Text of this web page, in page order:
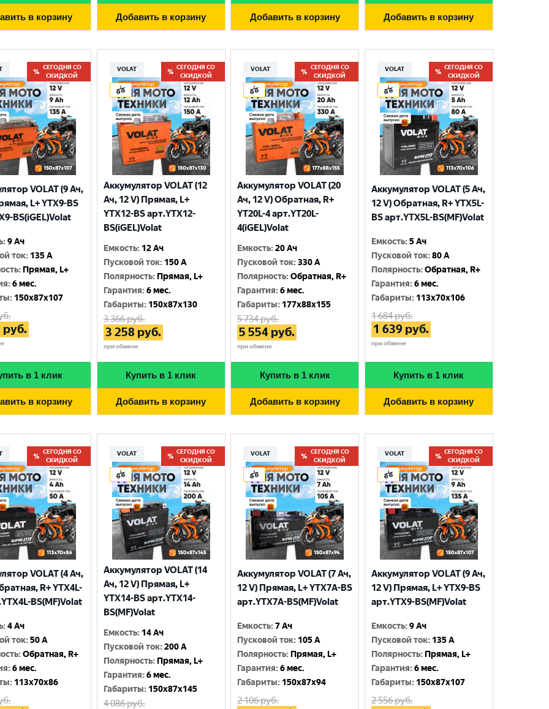
в корзину Добавить в корзину Добавить в корзину Добавить в корзину
СЕГОДНЯ СО
СКИДКОЙ
VOLAT (9 Ач,
L+ YTX9-BS
BS(iGEL)Volat
:9 Ач
ток: 135 A
: Прямая, L+
:6 мес.
: 150x87x107
руб.
в 1 клик
в корзину
VOLAT
СЕГОДНЯ СО
СКИДКОЙ
Аккумулятор VOLAT (12
Ач, 12 V) Прямая, L+
YTX12-BS арт.YTX12-
BS(iGEL)Volat
Емкость: 12 Ач
Пусковой ток: 150 A
Полярность: Прямая, L+
Гарантия:6 мес.
Габариты: 150x87x130
3 366руб.
3 258 руб.
при обмене
Купить в 1 клик
Добавить в корзину
VOLAT
СЕГОДНЯ СО
СКИДКОЙ
Аккумулятор VOLAT (20
Ач, 12 V) Обратная, R+
YT20L-4 арт.YT20L-
4(iGEL)Volat
Емкость:20 Ач
Пусковой ток:330 A
Полярность:Обратная, R+
Гарантия:6 мес.
Габариты: 177x88x155
5 734руб.
5 554 руб.
при обмене
Купить в 1 клик
Добавить в корзину
VOLAT
СЕГОДНЯ СО
СКИДКОЙ
Аккумулятор VOLAT (5 Ач,
12 V) Обратная, R+ YTX5L-
BS арт.YTX5L-BS(MF)Volat
Емкость:5 Ач
Пусковой ток:80 A
Полярность:Обратная, R+
Гарантия:6 мес.
Габариты: 113x70x106
1 684руб.
1 639 руб.
при обмене
Купить в 1 клик
Добавить в корзину
СЕГОДНЯ СО
СКИДКОЙ
VOLAT (4 Ач,
R+ YTX4L-
BS(MF)Volat
:4 Ач
ток:50 A
:Обратная, R+
:6 мес.
: 113x70x86
VOLAT
СЕГОДНЯ СО
СКИДКОЙ
Аккумулятор VOLAT (14
Ач, 12 V) Прямая, L+
YTX14-BS арт.YTX14-
BS(MF)Volat
Емкость: 14 Ач
Пусковой ток:200 A
Полярность: Прямая, L+
Гарантия:6 мес.
Габариты: 150x87x145
4 086руб.
VOLAT
СЕГОДНЯ СО
СКИДКОЙ
Аккумулятор VOLAT (7 Ач,
12 V) Прямая, L+ YTX7A-BS
арт.YTX7A-BS(MF)Volat
Емкость:7 Ач
Пусковой ток: 105 A
Полярность: Прямая, L+
Гарантия:6 мес.
Габариты: 150x87x94
2 106руб.
VOLAT
СЕГОДНЯ СО
СКИДКОЙ
Аккумулятор VOLAT (9 Ач,
12 V) Прямая, L+ YTX9-BS
арт.YTX9-BS(MF)Volat
Емкость:9 Ач
Пусковой ток: 135 A
Полярность: Прямая, L+
Гарантия:6 мес.
Габариты: 150x87x107
2 556руб.